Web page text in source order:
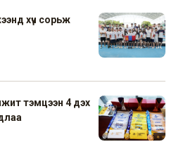
хүч сорьж
тэмцээн 4 дэх